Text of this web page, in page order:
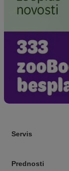
Servis
Prednosti